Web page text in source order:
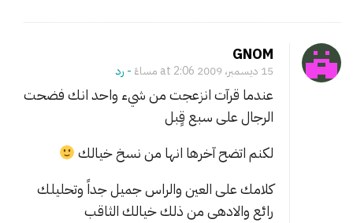
س
ت
خ
د
GNOM
15 ديسمبر، 2009 at 2:06 مساءً - ‎رد
عندما قرآت انزعجت من شيء واحد انك فضحت
الرجال على سبع قٍبل
لكنم اتضح آخرها انها من نسخ خيالك
كلامك على العين والراس جميل جداً وتحليلك
رائع والادهى من ذلك خيالك الثاقب